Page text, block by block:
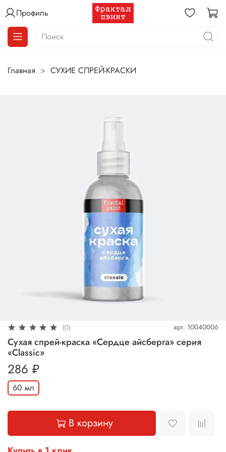
Профиль
Главная СУХИЕ СПРЕЙ-КРАСКИ
(0) арт. 10040006
Сухая спрей-краска «Сердце айсберга» серия
«Classic»
286 ₽
60 мл
В корзину